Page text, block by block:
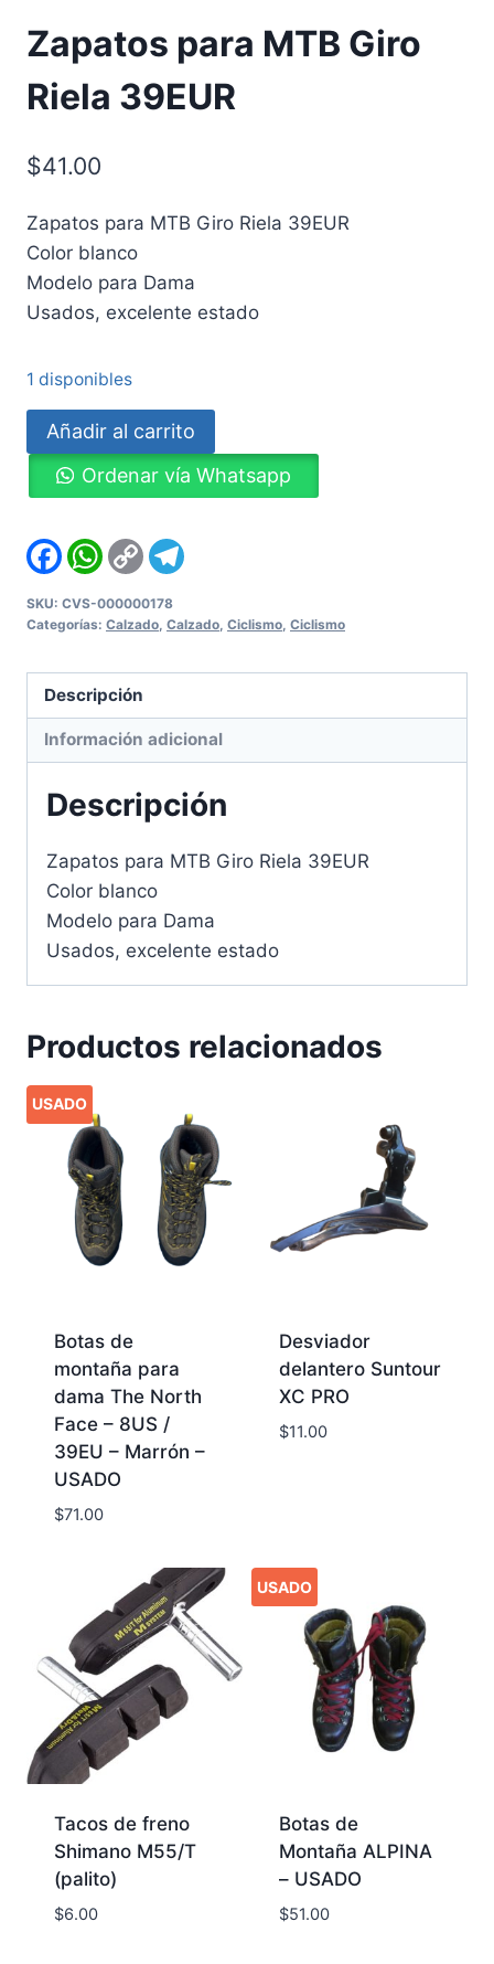
Zapatos para MTB Giro
Riela 39EUR
$41.00
Zapatos para MTB Giro Riela 39EUR
Color blanco
Modelo para Dama
Usados, excelente estado
1 disponibles
Zapatos
para
MTB
Riela
39EUR
cantidad
Añadir al carrito
Ordenar vía Whatsapp
FacebookWhatsApp
Copy
Link
SKU: CVS-000000178
Categorías: Calzado, Calzado, Ciclismo, Ciclismo
Descripción
Información adicional
Descripción
Zapatos para MTB Giro Riela 39EUR
Color blanco
Modelo para Dama
Usados, excelente estado
Productos relacionados
USADO
Botas de
montaña para
dama The North
Face – 8US /
39EU – Marrón –
USADO
$71.00
Desviador
delantero Suntour
XC PRO
$11.00
Tacos de freno
Shimano M55/T
(palito)
$6.00
USADO
Botas de
Montaña ALPINA
– USADO
$51.00